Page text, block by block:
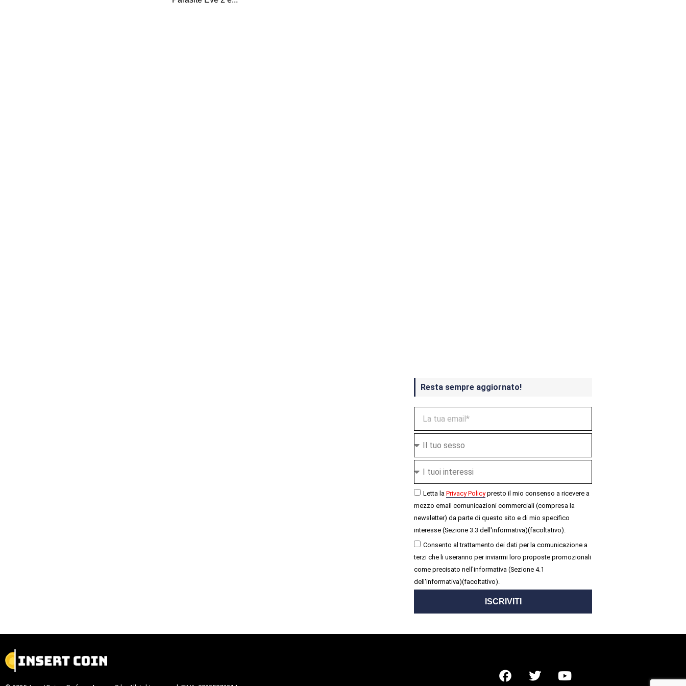
Resta sempre aggiornato!
Letta la Privacy Policypresto il mio consenso a ricevere a
mezzo email comunicazioni commerciali (compresa la
newsletter) da parte di questo sito e di mio specifico
interesse (Sezione 3.3 dell'informativa)(facoltativo).
Consento al trattamento dei dati per la comunicazione a
terzi che li useranno per inviarmi loro proposte promozionali
come precisato nell'informativa (Sezione 4.1
dell'informativa)(facoltativo).
ISCRIVITI